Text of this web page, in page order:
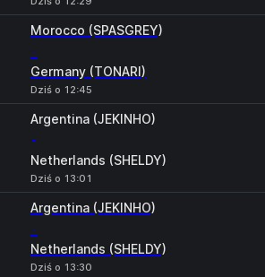
Morocco (SPASGREY)
-
Germany (TONARI)
Dziś o 12:45
Argentina (JEKINHO)
-
Netherlands (SHELDY)
Dziś o 13:01
Argentina (JEKINHO)
-
Netherlands (SHELDY)
Dziś o 13:30